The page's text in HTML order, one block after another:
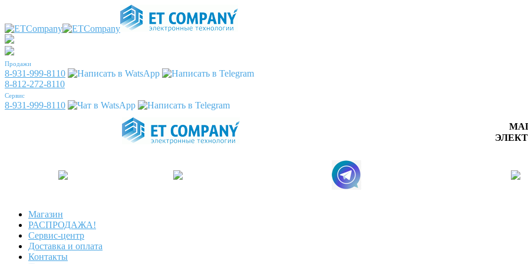
Продажи
8-931-999-8110
8-812-272-8110
Сервис
8-931-999-8110
Магазин
РАСПРОДАЖА!
Сервис-центр
Доставка и оплата
Контакты